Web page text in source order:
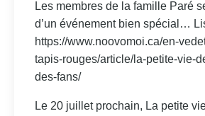
Les membres de la famille Paré
d’un événement bien spécial…
https://www.noovomoi.ca/en-
tapis-rouges/article/la-petite-vie-
des-fans/
Le 20 juillet prochain, La petite